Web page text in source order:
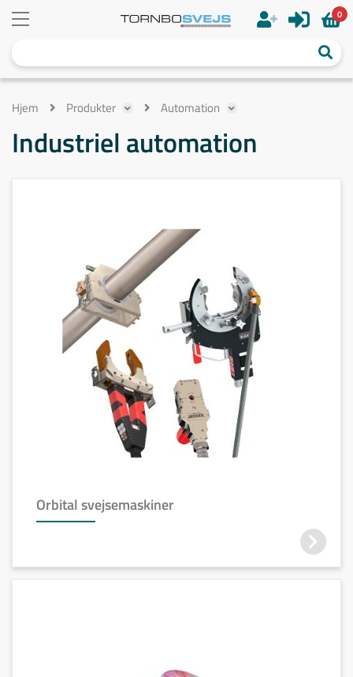
0
Hjem Produkter Automation
Industriel automation
Orbital svejsemaskiner